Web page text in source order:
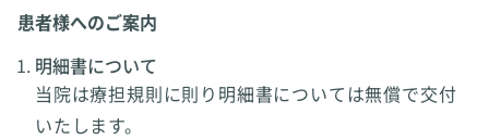
患者様へのご案内
明細書について
当院は療担規則に則り明細書については無償で交付
いたします。